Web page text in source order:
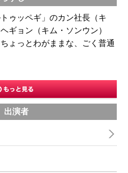
ゥッペギ」のカン社長（キ
ギョン（キム・ソンウン）
ょっとわがままな、ごく普通
出演者